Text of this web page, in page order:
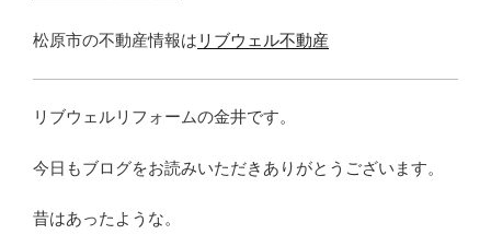
松原市の不動産情報は リブウェル不動産
リブウェルリフォームの金井です。
今日もブログをお読みいただきありがとうございます。
昔はあったような。